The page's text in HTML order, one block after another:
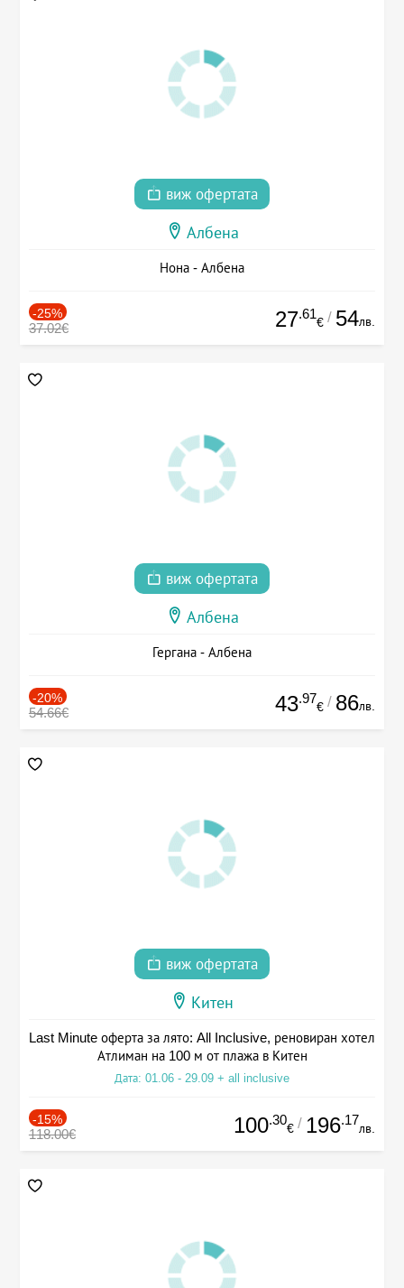
виж офертата
Албена
Нона - Албена
-25%
37.02€ 27.61
€ / 54лв.
виж офертата
Албена
Гергана - Албена
-20%
54.66€ 43.97
€ / 86лв.
виж офертата
Китен
Last Minute оферта за лято: All Inclusive, реновиран хотел
Атлиман на 100 м от плажа в Китен
Дата: 01.06 - 29.09 + all inclusive
-15%
118.00€ 100.30
€ / 196.17
лв.